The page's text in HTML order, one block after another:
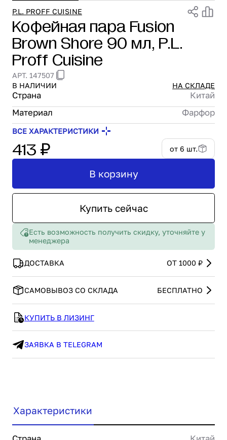
Проектирование
Сервис и монтаж
ПОКУПАТЕЛЯМ
Доставка и оплата
Гарантия и возврат
Лизинг
Акции
О GRANBAZAR
О нас
Бренды
Контакты
P.L. PROFF CUISINE
Кофейная пара Fusion
Brown Shore 90 мл, P.L.
Proff Cuisine
АРТ. 147507
В НАЛИЧИИ
НА СКЛАДЕ
Страна
Китай
Материал
Фарфор
ВСЕ ХАРАКТЕРИСТИКИ
413 ₽ от 6 шт.
Купить сейчас
В корзину
Есть возможность получить скидку, уточняйте у
менеджера
ДОСТАВКА ОТ 1000 ₽
САМОВЫВОЗ СО СКЛАДА БЕСПЛАТНО
КУПИТЬ В ЛИЗИНГ
ЗАЯВКА В TELEGRAM
Характеристики